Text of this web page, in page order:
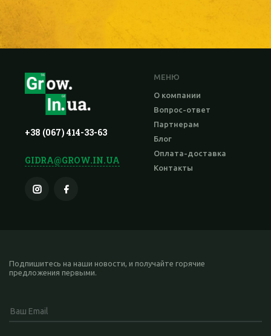
+38 (067) 414-33-63
GIDRA@GROW.IN.UA
МЕНЮ
О компании
Вопрос-ответ
Партнерам
Блог
Оплата-доставка
Контакты
Подпишитесь на наши новости, и получайте горячие
предложения первыми.